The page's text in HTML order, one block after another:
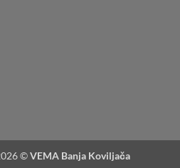
©VEMA Banja Koviljača